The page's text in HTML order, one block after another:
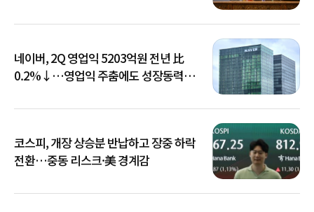
네이버, 2Q 영업익 5203억원 전년 比
0.2%↓…영업익 주춤에도 성장동력
코스피, 개장 상승분 반납하고 장중 하락
전환…중동 리스크·美 경계감